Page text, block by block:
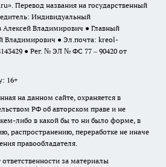
Перевод названия на государственный
Индивидуальный
Владимирович ● Главный
Владимирович ● Эл.почта: kreol-
● Рег. № ЭЛ № ФС 77 – 90420 от
16+
на данном сайте, охраняется в
РФ об авторском праве и не
либо в какой бы то ни было форме, в
распространению, переработке не иначе
правообладателя.
за материалы